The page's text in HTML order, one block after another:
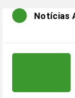
Notícias